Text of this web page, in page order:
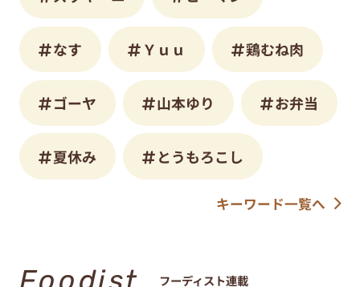
なす Ｙｕｕ 鶏むね肉
ゴーヤ 山本ゆり お弁当
夏休み とうもろこし
キーワード一覧へ
フーディスト連載